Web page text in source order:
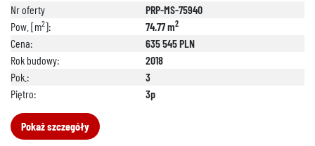
Nr oferty
PRP-MS-75940
Pow. [m2]: 74.77 m2
Cena:
635 545 PLN
Rok budowy:
2018
Pok.:
3
Piętro:
3p
Pokaż szczegóły